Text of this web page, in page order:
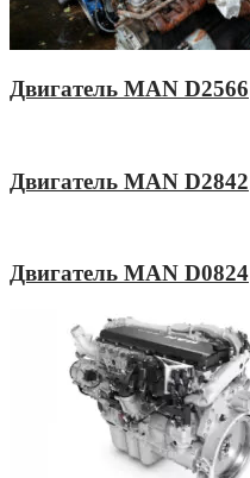
Двигатель MAN D2566
Двигатель MAN D2842
Двигатель MAN D0824